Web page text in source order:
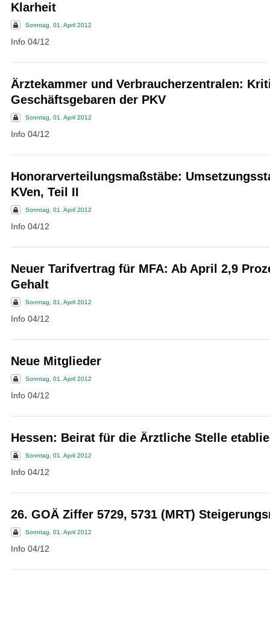
Klarheit
Sonntag, 01. April 2012
Info 04/12
Ärztekammer und Verbraucherzentralen:
Geschäftsgebaren der PKV
Sonntag, 01. April 2012
Info 04/12
Honorarverteilungsmaßstäbe:
KVen, Teil II
Sonntag, 01. April 2012
Info 04/12
Neuer Tarifvertrag für MFA: Ab April 2,9
Gehalt
Sonntag, 01. April 2012
Info 04/12
Neue Mitglieder
Sonntag, 01. April 2012
Info 04/12
Hessen: Beirat für die Ärztliche Stelle
Sonntag, 01. April 2012
Info 04/12
26. GOÄ Ziffer 5729, 5731 (MRT)
Sonntag, 01. April 2012
Info 04/12